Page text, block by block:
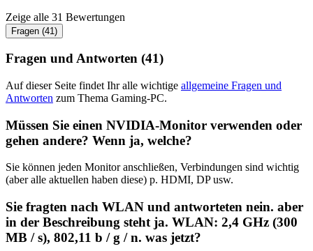
Zeige alle 31 Bewertungen
Fragen (41)
Fragen und Antworten (41)
Auf dieser Seite findet Ihr alle wichtige allgemeine Fragen und
Antworten zum Thema Gaming-PC.
Müssen Sie einen NVIDIA-Monitor verwenden oder
gehen andere? Wenn ja, welche?
Sie können jeden Monitor anschließen, Verbindungen sind wichtig
(aber alle aktuellen haben diese) p. HDMI, DP usw.
Sie fragten nach WLAN und antworteten nein. aber
in der Beschreibung steht ja. WLAN: 2,4 GHz (300
MB / s), 802,11 b / g / n. was jetzt?